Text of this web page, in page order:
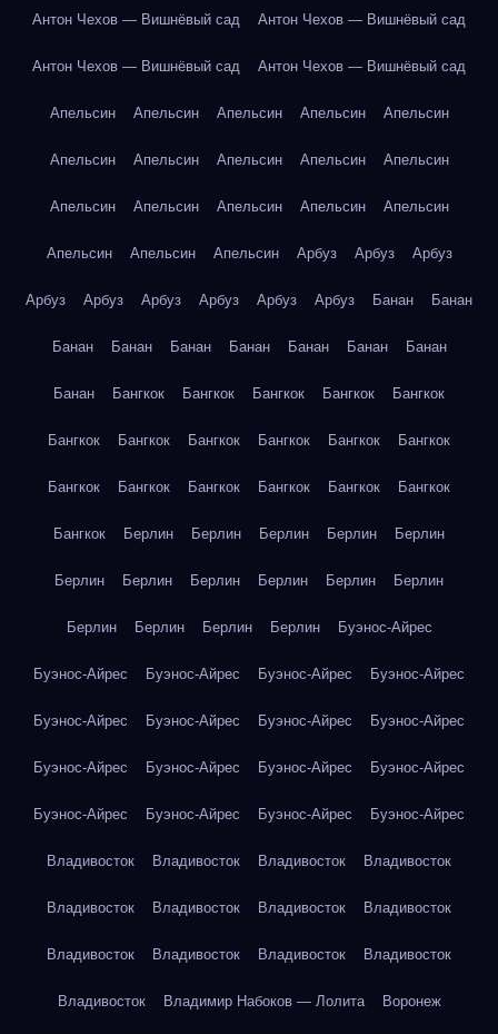
Антон Чехов — Вишнёвый сад Антон Чехов — Вишнёвый сад
Антон Чехов — Вишнёвый сад Антон Чехов — Вишнёвый сад
Апельсин Апельсин Апельсин Апельсин Апельсин
Апельсин Апельсин Апельсин Апельсин Апельсин
Апельсин Апельсин Апельсин Апельсин Апельсин
Апельсин Апельсин Апельсин Арбуз Арбуз Арбуз
Арбуз Арбуз Арбуз Арбуз Арбуз Арбуз Банан Банан
Банан Банан Банан Банан Банан Банан Банан
Банан Бангкок Бангкок Бангкок Бангкок Бангкок
Бангкок Бангкок Бангкок Бангкок Бангкок Бангкок
Бангкок Бангкок Бангкок Бангкок Бангкок Бангкок
Бангкок Берлин Берлин Берлин Берлин Берлин
Берлин Берлин Берлин Берлин Берлин Берлин
Берлин Берлин Берлин Берлин Буэнос-Айрес
Буэнос-Айрес Буэнос-Айрес Буэнос-Айрес Буэнос-Айрес
Буэнос-Айрес Буэнос-Айрес Буэнос-Айрес Буэнос-Айрес
Буэнос-Айрес Буэнос-Айрес Буэнос-Айрес Буэнос-Айрес
Буэнос-Айрес Буэнос-Айрес Буэнос-Айрес Буэнос-Айрес
Владивосток Владивосток Владивосток Владивосток
Владивосток Владивосток Владивосток Владивосток
Владивосток Владивосток Владивосток Владивосток
Владивосток Владимир Набоков — Лолита Воронеж